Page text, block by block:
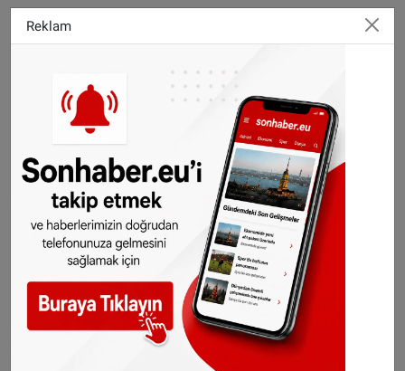
ilişkisi olmadığını da açıkladı.
uçak Fransa Alpleri üzerinden geçtiği sırada
pilot tarafından bilerek düşürüldü. 150 kişinin
öldüğü o olayda yardımcı pilot Andreas Lubitz'in
geçmişte depresyon tedavisi gördüğü ortaya
çıkmıştı.
©Sonhaber.eu
aberlerimizi İnstagram hesabımızdan
edebilirsiniz.
WhatsAppta ücretsiz bültenimize abone olun,
Reklam